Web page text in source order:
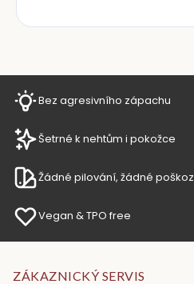
Bez agresivního zápachu
Šetrné k nehtům i pokožce
Žádné pilování, žádné
Vegan & TPO free
ZÁKAZNICKÝ SERVIS